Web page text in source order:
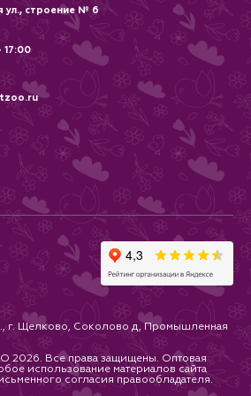
помещается в
багажник автомобиля, не
занимает много места при
Характеристики:
Размеры: 60 × 40 × 40 см
животного: до 10 кг
Материал: пластик, металл
уточняйте у продавца
Для кого подойдёт:
переноска для кошек больших
пород (мейн-кун, британская,
сибирская)
переноска для мелких собак
(чихуахуа, шпиц, йоркширский
терьер)
для питомца до 10 кг
Преимущества выбора IMAC
Carry 60:
переноска для животных до 10
кг — идеальный размер для
большинства домашних
переноска пластиковая с
дверцей —
и долговечное
ул., строение № 6
17:00
г. Щелково, Соколово д, Промышленная
Все права защищены. Оптовая
использование материалов сайта
согласия правообладателя.